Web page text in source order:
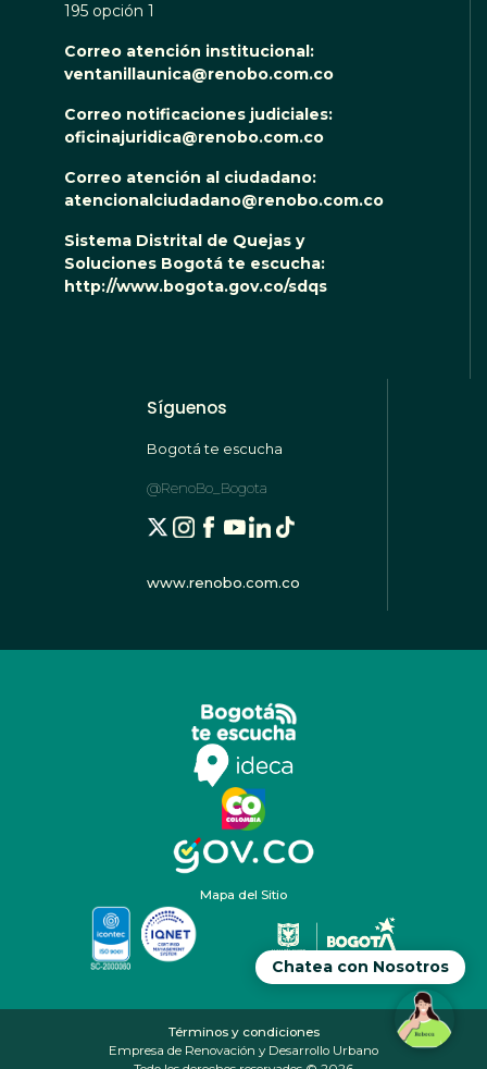
Chatea con Nosotros
195 opción 1
Correo atención institucional:
ventanillaunica@renobo.com.co
Correo notificaciones judiciales:
oficinajuridica@renobo.com.co
Correo atención al ciudadano:
atencionalciudadano@renobo.com.co
Sistema Distrital de Quejas y
Soluciones Bogotá te escucha:
http://www.bogota.gov.co/sdqs
Síguenos
Bogotá te escucha
@RenoBo_Bogota
www.renobo.com.co
Mapa del Sitio
Términos y condiciones
Empresa de Renovación y Desarrollo Urbano